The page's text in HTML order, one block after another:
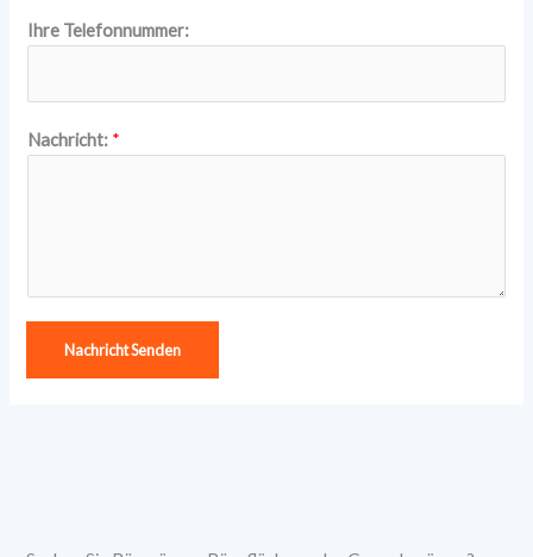
Ihre Telefonnummer:
Nachricht: *
Nachricht Senden